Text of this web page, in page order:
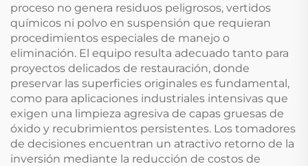
proceso no genera residuos peligrosos, vertidos
químicos ni polvo en suspensión que requieran
procedimientos especiales de manejo o
eliminación. El equipo resulta adecuado tanto para
proyectos delicados de restauración, donde
preservar las superficies originales es fundamental,
como para aplicaciones industriales intensivas que
exigen una limpieza agresiva de capas gruesas de
óxido y recubrimientos persistentes. Los tomadores
de decisiones encuentran un atractivo retorno de la
inversión mediante la reducción de costos de